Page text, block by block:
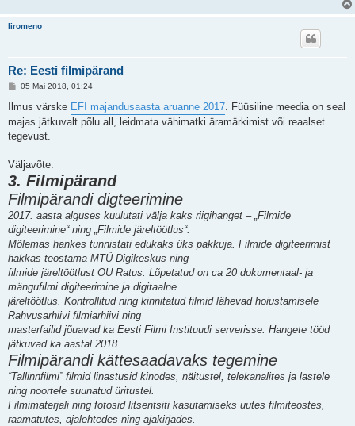
liromeno
Re: Eesti filmipärand
P
s
i
t
u
05 Mai 2018, 01:24
Ilmus värske EFI majandusaasta aruanne 2017 . Füüsiline meedia on seal
majas jätkuvalt põlu all, leidmata vähimatki äramärkimist või reaalset
tegevust.
Väljavõte:
3. Filmipärand
Filmipärandi digteerimine
2017. aasta alguses kuulutati välja kaks riigihanget – „Filmide
digiteerimine“ ning „Filmide järeltöötlus“.
Mõlemas hankes tunnistati edukaks üks pakkuja. Filmide digiteerimist
hakkas teostama MTÜ Digikeskus ning
filmide järeltöötlust OÜ Ratus. Lõpetatud on ca 20 dokumentaal- ja
mängufilmi digiteerimine ja digitaalne
järeltöötlus. Kontrollitud ning kinnitatud filmid lähevad hoiustamisele
Rahvusarhiivi filmiarhiivi ning
masterfailid jõuavad ka Eesti Filmi Instituudi serverisse. Hangete tööd
jätkuvad ka aastal 2018.
Filmipärandi kättesaadavaks tegemine
“Tallinnfilmi” filmid linastusid kinodes, näitustel, telekanalites ja lastele
ning noortele suunatud üritustel.
Filmimaterjali ning fotosid litsentsiti kasutamiseks uutes filmiteostes,
raamatutes, ajalehtedes ning ajakirjades.